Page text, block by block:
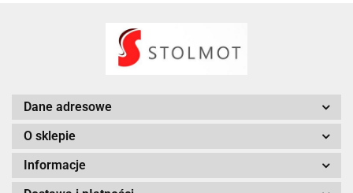
Dane adresowe
O sklepie
Informacje